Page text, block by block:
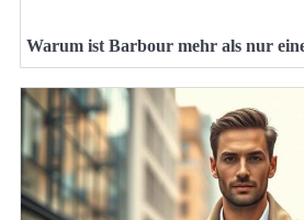
Warum ist Barbour mehr als nur